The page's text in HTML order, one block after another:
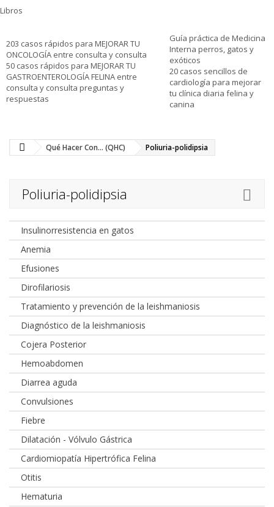
Libros
203 casos rápidos para MEJORAR TU
ONCOLOGÍA entre consulta y consulta
50 casos rápidos para MEJORAR TU
GASTROENTEROLOGÍA FELINA entre
consulta y consulta preguntas y
respuestas
Guía práctica de Medicina
Interna perros, gatos y
exóticos
20 casos sencillos de
cardiología para mejorar
tu clínica diaria felina y
canina
Qué Hacer Con... (QHC) Poliuria-polidipsia
Poliuria-polidipsia
Insulinorresistencia en gatos
Anemia
Efusiones
Dirofilariosis
Tratamiento y prevención de la leishmaniosis
Diagnóstico de la leishmaniosis
Cojera Posterior
Hemoabdomen
Diarrea aguda
Convulsiones
Fiebre
Dilatación - Vólvulo Gástrica
Cardiomiopatía Hipertrófica Felina
Otitis
Hematuria